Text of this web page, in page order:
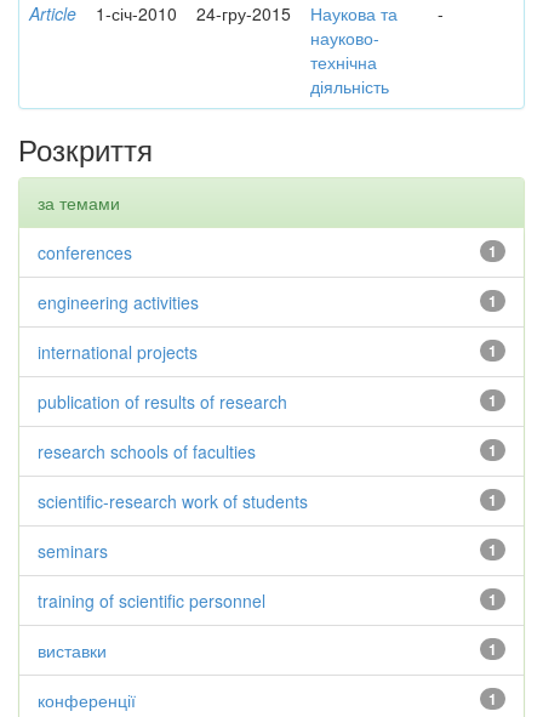
Article 1-січ-2010 24-гру-2015
Наукова та
науково-
технічна
діяльність
-
Розкриття
за темами
1
conferences
1
engineering activities
1
international projects
1
publication of results of research
1
research schools of faculties
1
scientific-research work of students
1
seminars
1
training of scientific personnel
1
виставки
1
конференції